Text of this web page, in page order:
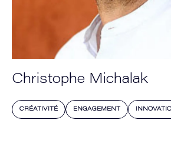
Christophe Michalak
CRÉATIVITÉ ENGAGEMENT